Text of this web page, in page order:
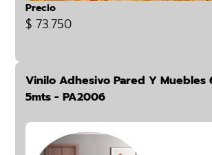
Precio
$ 73.750
Vinilo Adhesivo Pared Y Muebles
5mts - PA2006